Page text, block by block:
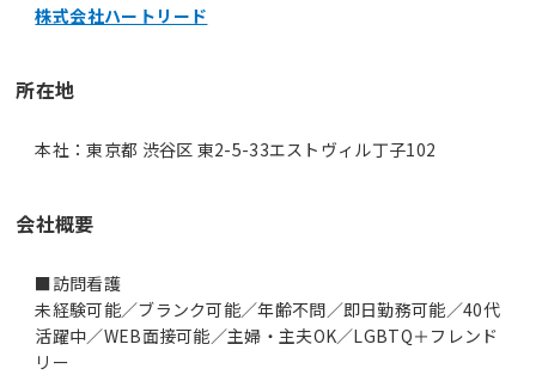
株式会社ハートリード
所在地
本社：東京都 渋谷区 東2-5-33エストヴィル丁子102
会社概要
■訪問看護
未経験可能／ブランク可能／年齢不問／即日勤務可能／40代
活躍中／WEB面接可能／主婦・主夫OK／LGBTQ＋フレンド
リー